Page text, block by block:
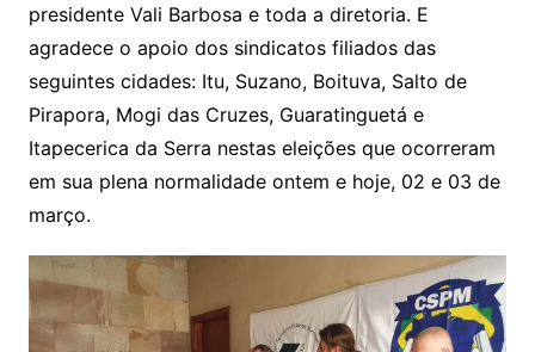
presidente Vali Barbosa e toda a diretoria. E
agradece o apoio dos sindicatos filiados das
seguintes cidades: Itu, Suzano, Boituva, Salto de
Pirapora, Mogi das Cruzes, Guaratinguetá e
Itapecerica da Serra nestas eleições que ocorreram
em sua plena normalidade ontem e hoje, 02 e 03 de
março.